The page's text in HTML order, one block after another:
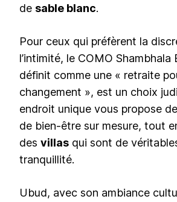
de sable blanc.
Pour ceux qui préfèrent la
l’intimité, le COMO Shambhala
définit comme une « retraite
changement », est un choix
endroit unique vous propose
de bien-être sur mesure, tout
des villas qui sont de
tranquillité.
Ubud, avec son ambiance